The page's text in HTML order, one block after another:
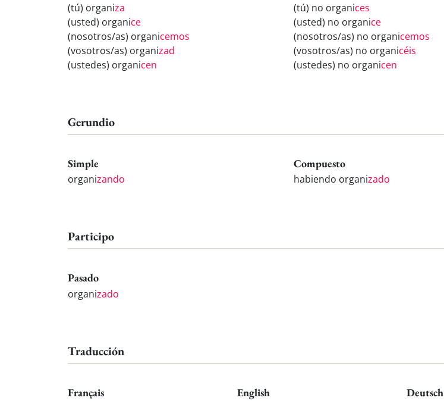
(tú) organiza
(usted) organice
(nosotros/as) organicemos
(vosotros/as) organizad
(ustedes) organicen
(tú) no organices
(usted) no organice
(nosotros/as) no organicemos
(vosotros/as) no organicéis
(ustedes) no organicen
Gerundio
Simple
organizando
Compuesto
habiendo organizado
Participo
Pasado
organizado
Traducción
Français English Deutsch